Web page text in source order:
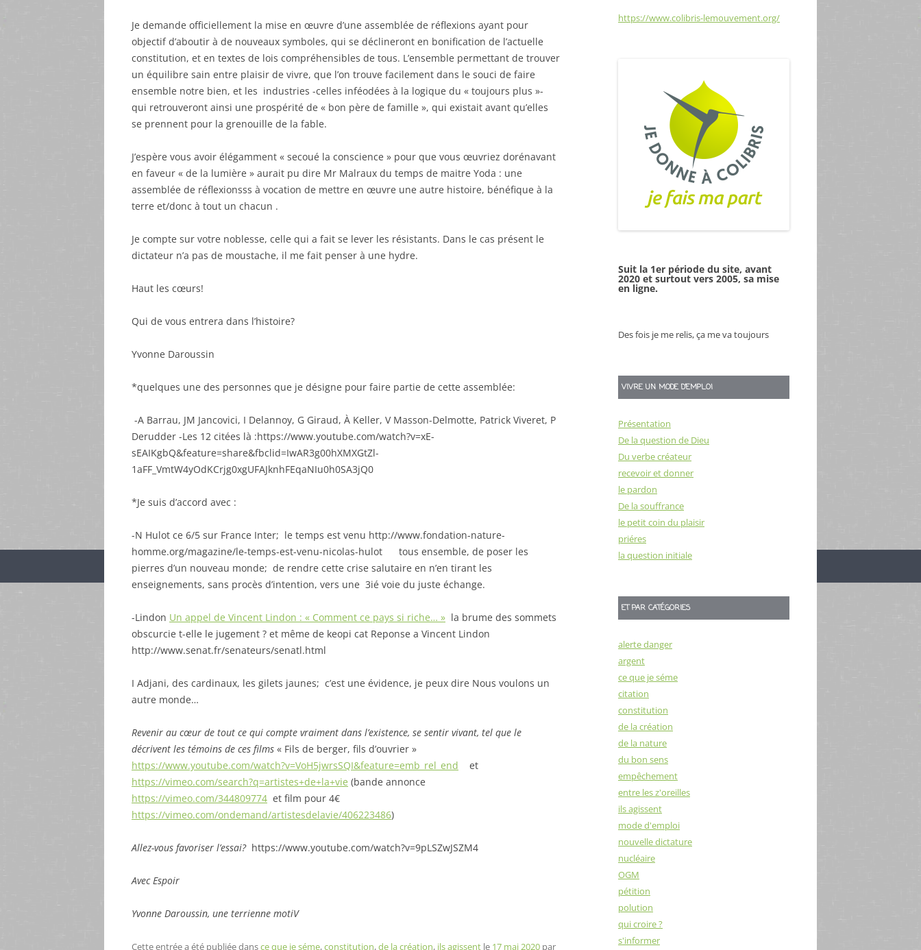
Je demande officiellement la mise en œuvre d’une assemblée de réflexions ayant pour
objectif d’aboutir à de nouveaux symboles, qui se déclineront en bonification de l’actuelle
constitution, et en textes de lois compréhensibles de tous. L’ensemble permettant de trouver
un équilibre sain entre plaisir de vivre, que l’on trouve facilement dans le souci de faire
ensemble notre bien, et les industries -celles inféodées à la logique du « toujours plus »-
qui retrouveront ainsi une prospérité de « bon père de famille », qui existait avant qu’elles
se prennent pour la grenouille de la fable.
J’espère vous avoir élégamment « secoué la conscience » pour que vous œuvriez dorénavant
en faveur « de la lumière » aurait pu dire Mr Malraux du temps de maitre Yoda : une
assemblée de réflexionsss à vocation de mettre en œuvre une autre histoire, bénéfique à la
terre et/donc à tout un chacun .
Je compte sur votre noblesse, celle qui a fait se lever les résistants. Dans le cas présent le
dictateur n’a pas de moustache, il me fait penser à une hydre.
Haut les cœurs!
Qui de vous entrera dans l’histoire?
Yvonne Daroussin
*quelques une des personnes que je désigne pour faire partie de cette assemblée:
-A Barrau, JM Jancovici, I Delannoy, G Giraud, À Keller, V Masson-Delmotte, Patrick Viveret, P
Derudder -Les 12 citées là :https://www.youtube.com/watch?v=xE-
sEAIKgbQ&feature=share&fbclid=IwAR3g00hXMXGtZl-
1aFF_VmtW4yOdKCrjg0xgUFAJknhFEqaNIu0h0SA3jQ0
*Je suis d’accord avec :
-N Hulot ce 6/5 sur France Inter; le temps est venu http://www.fondation-nature-
homme.org/magazine/le-temps-est-venu-nicolas-hulot tous ensemble, de poser les
pierres d’un nouveau monde; de rendre cette crise salutaire en n’en tirant les
enseignements, sans procès d’intention, vers une 3ié voie du juste échange.
-Lindon Un appel de Vincent Lindon : « Comment ce pays si riche… » la brume des sommets
obscurcie t-elle le jugement ? et même de keopi cat Reponse a Vincent Lindon
http://www.senat.fr/senateurs/senatl.html
I Adjani, des cardinaux, les gilets jaunes; c’est une évidence, je peux dire Nous voulons un
autre monde…
Revenir au cœur de tout ce qui compte vraiment dans l’existence, se sentir vivant, tel que le
décrivent les témoins de ces films « Fils de berger, fils d’ouvrier »
https://www.youtube.com/watch?v=VoH5jwrsSQI&feature=emb_rel_end et
https://vimeo.com/search?q=artistes+de+la+vie (bande annonce
https://vimeo.com/344809774 et film pour 4€
https://vimeo.com/ondemand/artistesdelavie/406223486)
Allez-vous favoriser l’essai? https://www.youtube.com/watch?v=9pLSZwJSZM4
Avec Espoir
Yvonne Daroussin, une terrienne motiV
Cette entrée a été publiée dansce que je séme,constitution,de la création, ils agissent le 17 mai 2020 par
https://www.colibris-lemouvement.org/
Suit la 1er période du site, avant
2020 et surtout vers 2005, sa mise
en ligne.
Des fois je me relis, ça me va toujours
VIVRE UN MODE D’EMPLOI
Présentation
De la question de Dieu
Du verbe créateur
recevoir et donner
le pardon
De la souffrance
le petit coin du plaisir
priéres
la question initiale
ET PAR CATÉGORIES
alerte danger
argent
ce que je séme
citation
constitution
de la création
de la nature
du bon sens
empêchement
entre les z'oreilles
ils agissent
mode d'emploi
nouvelle dictature
nucléaire
OGM
pétition
polution
qui croire ?
s'informer